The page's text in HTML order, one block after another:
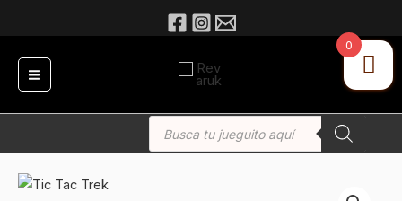
al
contenido
Búsqueda
productos
Tic
0